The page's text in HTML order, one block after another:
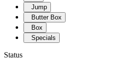
Jump
Butter Box
Box
Specials
Status